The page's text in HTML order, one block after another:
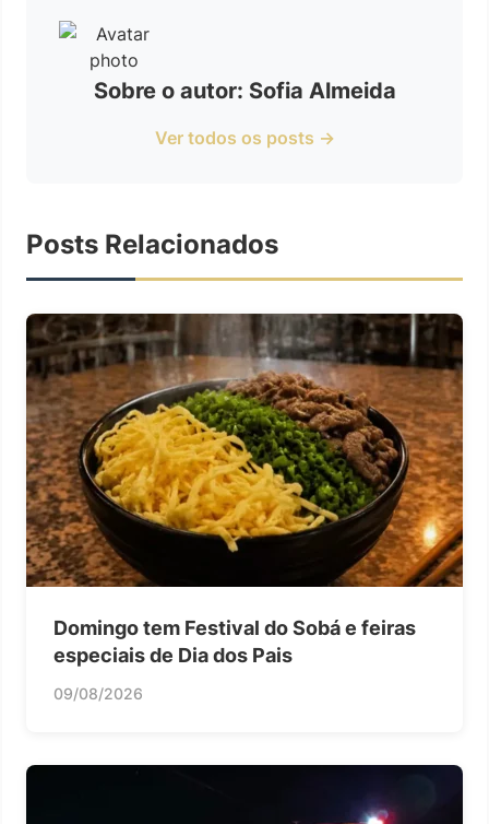
Sobre o autor: Sofia Almeida
Ver todos os posts →
Posts Relacionados
Domingo tem Festival do Sobá e feiras
especiais de Dia dos Pais
09/08/2026